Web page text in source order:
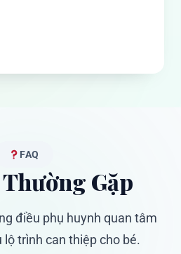
FAQ
Gặp
điều phụ huynh quan tâm
trình can thiệp cho bé.